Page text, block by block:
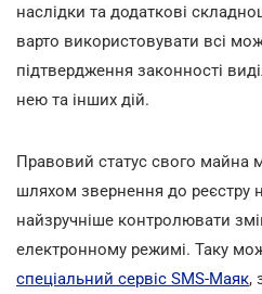
наслідки та додаткові
варто використовувати всі
підтвердження законності
нею та інших дій.
Правовий статус свого майна
шляхом звернення до реєстру
найзручніше контролювати
електронному режимі. Таку
спеціальний сервіс SMS-Маяк,